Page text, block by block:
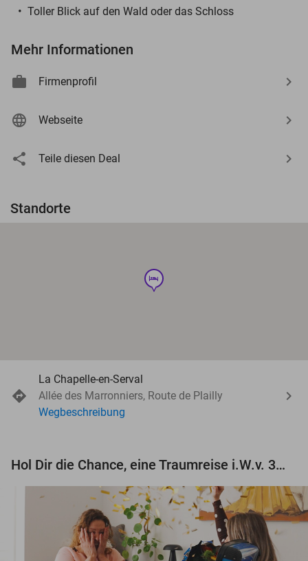
Toller Blick auf den Wald oder das Schloss
Mehr Informationen
Firmenprofil
Webseite
Teile diesen Deal
Standorte
hotel
La Chapelle-en-Serval
Allée des Marronniers, Route de Plailly
Wegbeschreibung
Hol Dir die Chance, eine Traumreise i.W.v. 3.000 € zu gewinnen!